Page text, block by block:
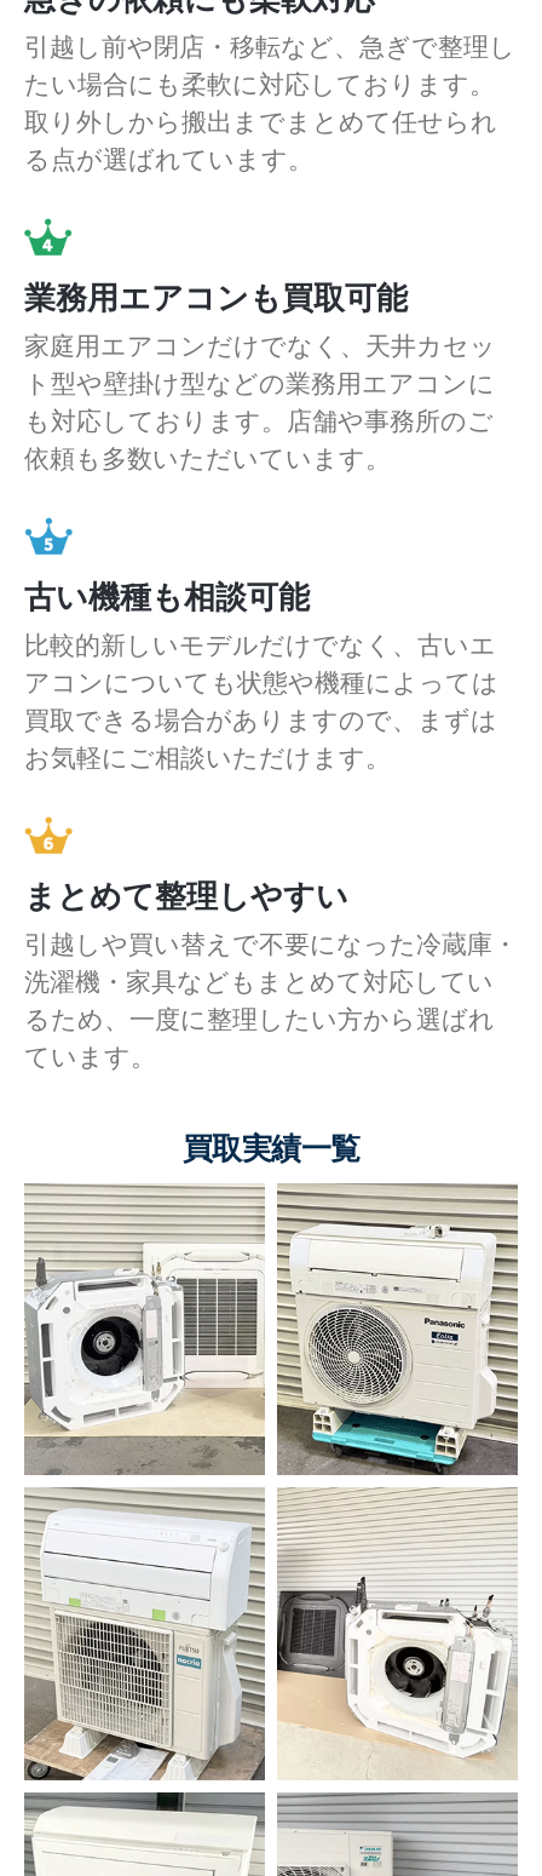
引越し前や閉店・移転など、急ぎで整理し
たい場合にも柔軟に対応しております。
取り外しから搬出までまとめて任せられ
る点が選ばれています。
業務用エアコンも買取可能
家庭用エアコンだけでなく、天井カセッ
ト型や壁掛け型などの業務用エアコンに
も対応しております。店舗や事務所のご
依頼も多数いただいています。
古い機種も相談可能
比較的新しいモデルだけでなく、古いエ
アコンについても状態や機種によっては
買取できる場合がありますので、まずは
お気軽にご相談いただけます。
まとめて整理しやすい
引越しや買い替えで不要になった冷蔵庫・
洗濯機・家具などもまとめて対応してい
るため、一度に整理したい方から選ばれ
ています。
買取実績一覧